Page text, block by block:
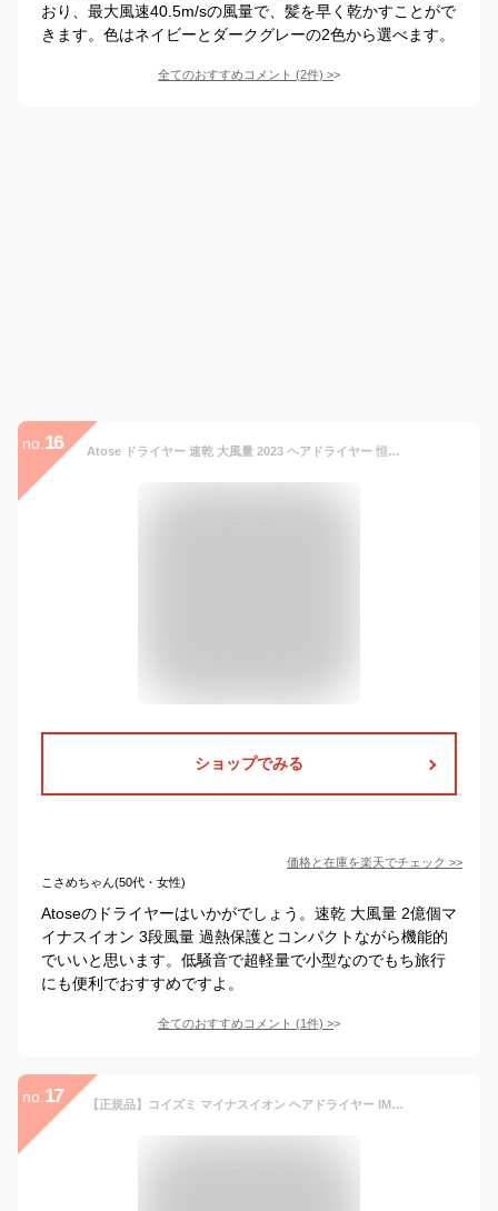
おり、最大風速40.5m/sの風量で、髪を早く乾かすことがで
きます。色はネイビーとダークグレーの2色から選べます。
全てのおすすめコメント (2件) >
no. 16 Atose ドライヤー 速乾 大風量 2023 ヘアドライヤー 恒温 1500W 2億個マイナスイオン 3段風量 マイナスイオン コンパクト 過熱保護 折り畳み式 美髪 静電気除去 低騒音 超軽量 静電気除去 髪が潤う 美髪 速乾ドライヤー 小型 冷風 温風 57℃恒温 旅行 軽量 母の日プレゼント
ショップでみる
価格と在庫を楽天でチェック >>
こさめちゃん(50代・女性)
Atoseのドライヤーはいかがでしょう。速乾 大風量 2億個マ
イナスイオン 3段風量 過熱保護とコンパクトながら機能的
でいいと思います。低騒音で超軽量で小型なのでもち旅行
にも便利でおすすめですよ。
全てのおすすめコメント (1件) >
no. 17 【正規品】コイズミ マイナスイオン ヘアドライヤー IMPULSE インパルス KHD-B200 | KHDB200P KHDB200H KHDB200C 1200W ハイパワー ドライアー ヘヤードライヤー コンパクト 持ち運び 旅行 高風圧 BLDCモーター 温冷自動切換え スカルプ機能 軽量 軽い おすすめ